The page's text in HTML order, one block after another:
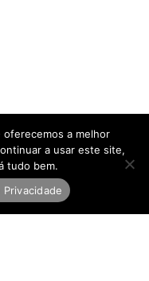
oferecemos a melhor
a usar este site,
tudo bem.